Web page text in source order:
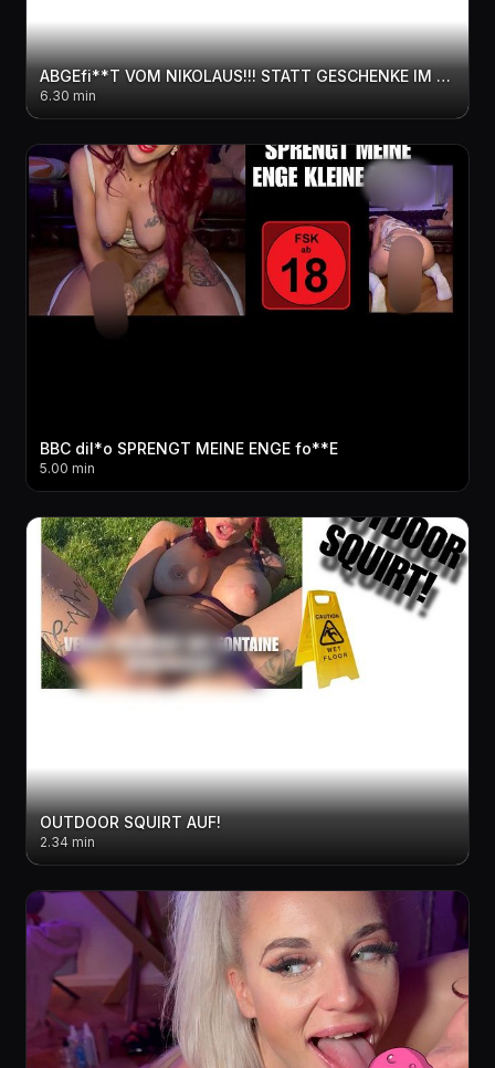
ABGEfi**T VOM NIKOLAUS!!! STATT GESCHENKE IM SCHUH GIBT'S DIE RUTE IN DIE LÖCHER
6.30 min
BBC dil*o SPRENGT MEINE ENGE fo**E
5.00 min
OUTDOOR SQUIRT AUF!
2.34 min